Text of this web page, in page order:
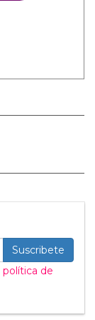
Suscribete
política de